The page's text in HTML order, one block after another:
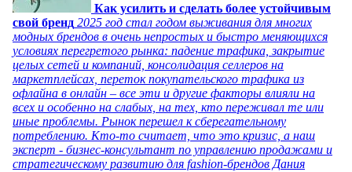
Как усилить и сделать более устойчивым
свой бренд 2025 год стал годом выживания для многих
модных брендов в очень непростых и быстро меняющихся
условиях перегретого рынка: падение трафика, закрытие
целых сетей и компаний, консолидация селлеров на
маркетплейсах, переток покупательского трафика из
офлайна в онлайн – все эти и другие факторы влияли на
всех и особенно на слабых, на тех, кто переживал те или
иные проблемы. Рынок перешел к сберегательному
потреблению. Кто-то считает, что это кризис, а наш
эксперт - бизнес-консультант по управлению продажами и
стратегическому развитию для fashion-брендов Дания